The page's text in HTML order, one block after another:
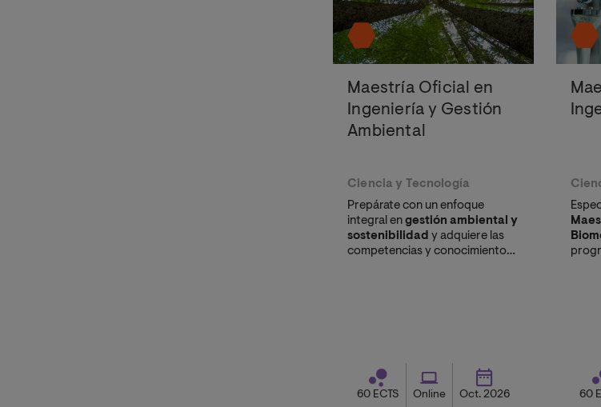
Maestría Oficial en
Ingeniería y Gestión
Ambiental
Ciencia y Tecnología
Prepárate con un enfoque
integral engestión ambiental y
sostenibilidad y adquiere las
competencias y conocimientos
60 ECTS Online Oct. 2026 60